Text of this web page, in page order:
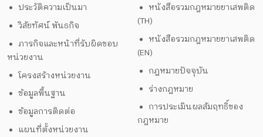
ประวัติความเป็นมา
วิสัยทัศน์ พันธกิจ
ภารกิจและหน้าที่รับผิดชอบ
หน่วยงาน
โครงสร้างหน่วยงาน
ข้อมูลพื้นฐาน
ข้อมูลการติดต่อ
แผนที่ตั้งหน่วยงาน
หนังสือรวมกฎหมายยาเสพติด
(TH)
หนังสือรวมกฎหมายยาเสพติด
(EN)
กฎหมายปัจจุบัน
ร่างกฎหมาย
การประเมินผลสัมฤทธิ์ของ
กฎหมาย